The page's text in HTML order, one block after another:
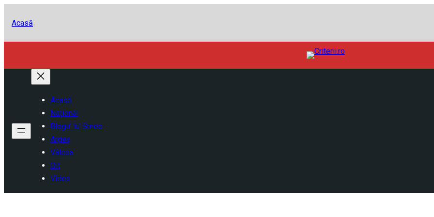
Acasă
Acasă
Național
Blogu’ lu’ Smeo
Argeș
Vâlcea
Olt
Video